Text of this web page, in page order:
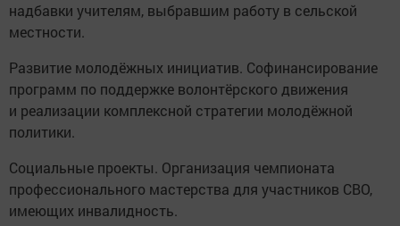
надбавки учителям, выбравшим работу в сельской
местности.
Развитие молодёжных инициатив. Софинансирование
программ по поддержке волонтёрского движения
и реализации комплексной стратегии молодёжной
политики.
Социальные проекты. Организация чемпионата
профессионального мастерства для участников СВО,
имеющих инвалидность.